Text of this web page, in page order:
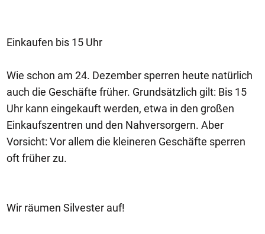
Einkaufen bis 15 Uhr
Wie schon am 24. Dezember sperren heute natürlich
auch die Geschäfte früher. Grundsätzlich gilt: Bis 15
Uhr kann eingekauft werden, etwa in den großen
Einkaufszentren und den Nahversorgern. Aber
Vorsicht: Vor allem die kleineren Geschäfte sperren
oft früher zu.
Wir räumen Silvester auf!